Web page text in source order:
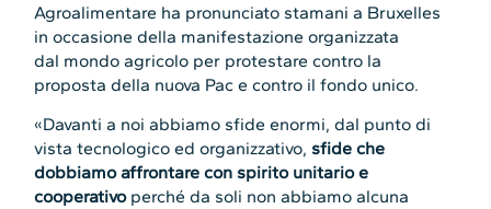
Agroalimentare ha pronunciato stamani a Bruxelles
in occasione della manifestazione organizzata
dal mondo agricolo per protestare contro la
proposta della nuova Pac e contro il fondo unico.
«Davanti a noi abbiamo sfide enormi, dal punto di
vista tecnologico ed organizzativo, sfide che
dobbiamo affrontare con spirito unitario e
cooperativoperché da soli non abbiamo alcuna